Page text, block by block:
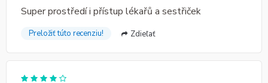
Super prostředí i přístup lékařů a sestřiček
Preložiť túto recenziu! Zdieľať